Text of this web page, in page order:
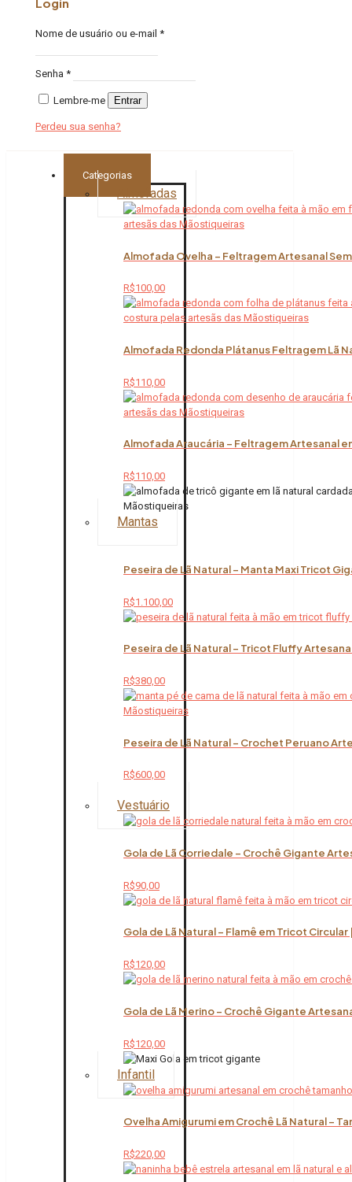
Nome de usuário ou e-mail *
Senha *
Lembre-me Entrar
Perdeu sua senha?
Categorias
Almofadas
Almofada Ovelha – Feltragem Artesanal
R$100,00
Almofada Redonda Plátanus Feltragem Lã
R$110,00
Almofada Araucária – Feltragem Artesanal
R$110,00
Mantas
Peseira de Lã Natural – Manta Maxi Tricot
R$1.100,00
Peseira de Lã Natural – Tricot Fluffy
R$380,00
Peseira de Lã Natural – Crochet Peruano
R$600,00
Vestuário
Gola de Lã Corriedale – Crochê Gigante
R$90,00
Gola de Lã Natural – Flamê em Tricot
R$120,00
Gola de Lã Merino – Crochê Gigante
R$120,00
Infantil
Ovelha Amigurumi em Crochê Lã Natural –
R$220,00